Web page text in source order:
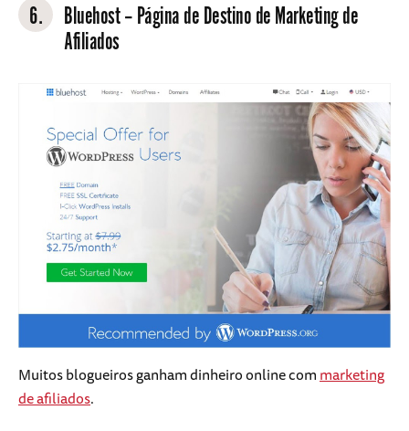
6. Bluehost– Página de Destino de Marketing de
Afiliados
Muitos blogueiros ganham dinheiro online commarketing
de afiliados.